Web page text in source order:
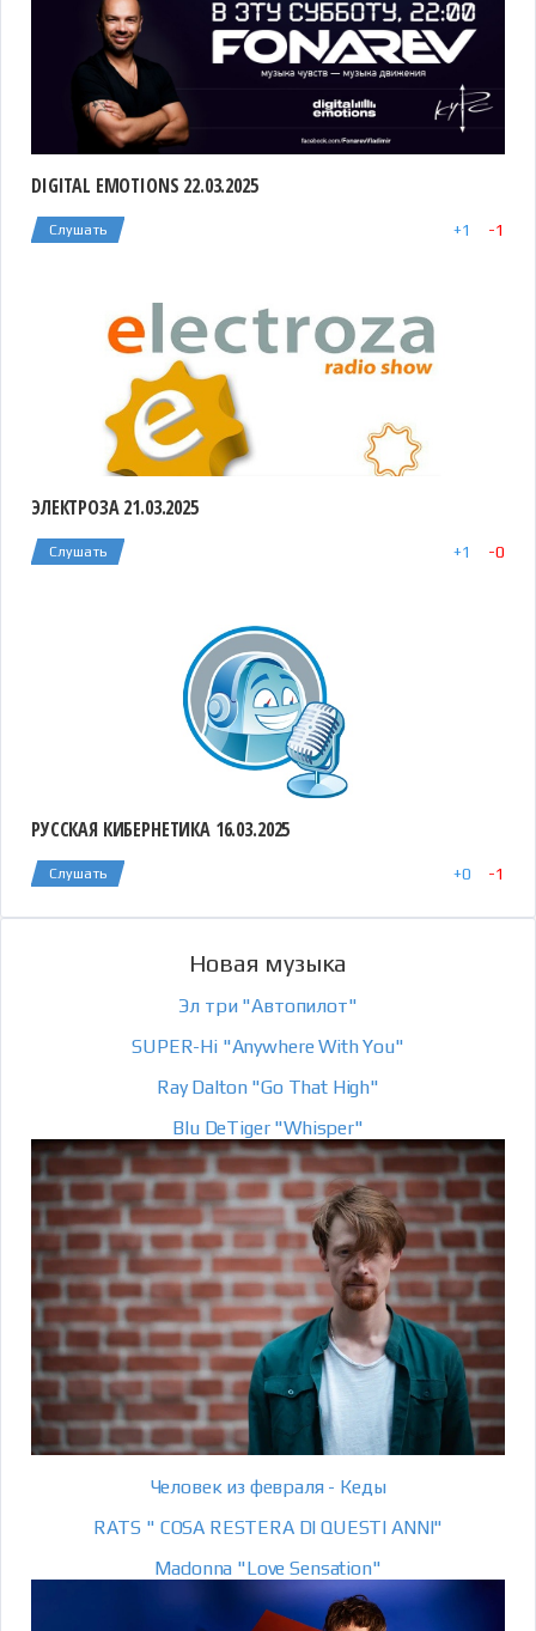
DIGITAL EMOTIONS 22.03.2025
Слушать +1 -1
ЭЛЕКТРОЗА 21.03.2025
Слушать +1 -0
РУССКАЯ КИБЕРНЕТИКА 16.03.2025
Слушать +0 -1
Новая музыка
Эл три "Автопилот"
SUPER-Hi "Anywhere With You"
Ray Dalton "Go That High"
Blu DeTiger "Whisper"
Человек из февраля - Кеды
RATS " COSA RESTERA DI QUESTI ANNI"
Madonna "Love Sensation"